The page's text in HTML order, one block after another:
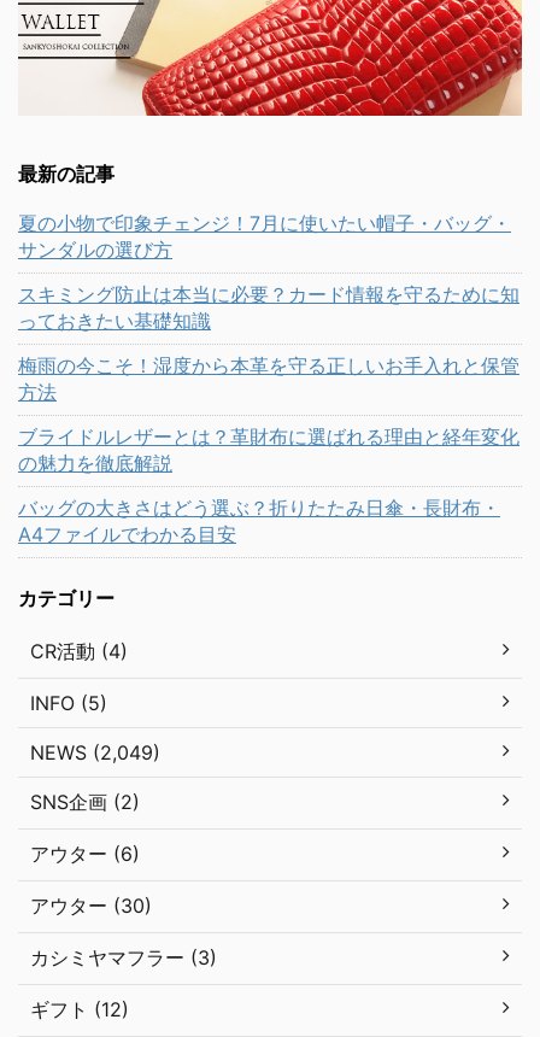
最新の記事
夏の小物で印象チェンジ！7月に使いたい帽子・バッグ・
サンダルの選び方
スキミング防止は本当に必要？カード情報を守るために知
っておきたい基礎知識
梅雨の今こそ！湿度から本革を守る正しいお手入れと保管
方法
ブライドルレザーとは？革財布に選ばれる理由と経年変化
の魅力を徹底解説
バッグの大きさはどう選ぶ？折りたたみ日傘・長財布・
A4ファイルでわかる目安
カテゴリー
CR活動 (4)
INFO (5)
NEWS (2,049)
SNS企画 (2)
アウター (6)
アウター (30)
カシミヤマフラー (3)
ギフト (12)